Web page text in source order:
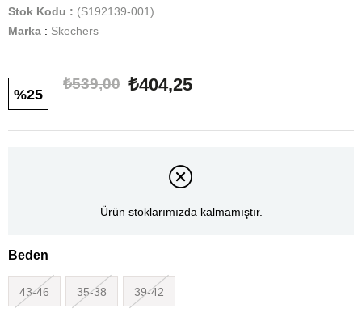
Stok Kodu
(S192139-001)
Marka : Skechers
25
₺539,00 ₺404,25
Ürün stoklarımızda kalmamıştır.
Beden
43-46 35-38 39-42